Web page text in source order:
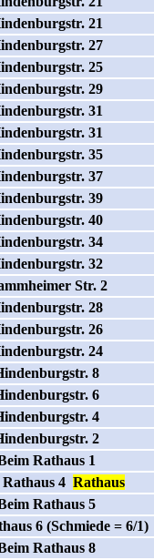
21
27
25
29
31
31
35
37
39
40
34
32
Str. 2
28
26
24
8
6
4
2
Rathaus 1
4 Rathaus
Rathaus 5
6 (Schmiede = 6/1)
Rathaus 8